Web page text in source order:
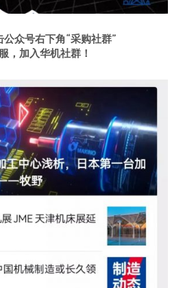
公众号右下角“采购社群”
，加入华机社群！